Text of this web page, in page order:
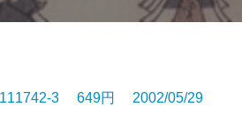
3 649円 2002/05/29